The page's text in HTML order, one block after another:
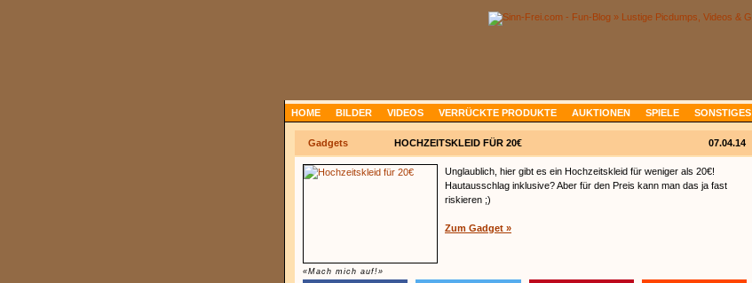
HOME BILDER VIDEOS VERRÜCKTE PRODUKTE AUKTIONEN SPIELE SONSTIGES
Gadgets 07.04.14
HOCHZEITSKLEID FÜR 20€
«Mach mich auf!»
Unglaublich, hier gibt es ein Hochzeitskleid für weniger als 20€!
Hautausschlag inklusive? Aber für den Preis kann man das ja fast
riskieren ;)
Zum Gadget »